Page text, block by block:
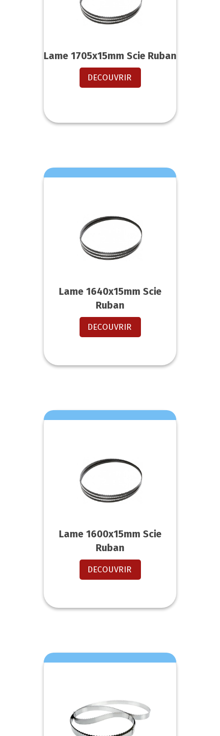
Lame 1705x15mm Scie Ruban
DECOUVRIR
Lame 1640x15mm Scie
Ruban
DECOUVRIR
Lame 1600x15mm Scie
Ruban
DECOUVRIR